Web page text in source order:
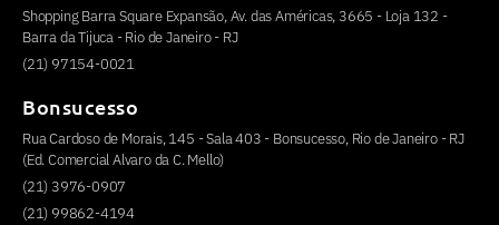
Shopping Barra Square Expansão, Av. das Américas, 3665 - Loja 132 -
Barra da Tijuca - Rio de Janeiro - RJ
(21) 97154-0021
Bonsucesso
Rua Cardoso de Morais, 145 - Sala 403 - Bonsucesso, Rio de Janeiro - RJ
(Ed. Comercial Alvaro da C. Mello)
(21) 3976-0907
(21) 99862-4194